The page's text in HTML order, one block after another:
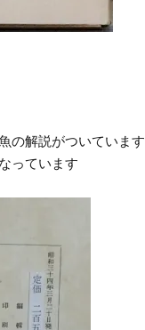
の解説がついています
っています